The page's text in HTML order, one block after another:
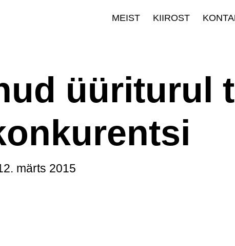
MEIST KIIROST
üüriturul
märts 2015